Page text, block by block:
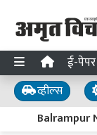
ई-पेपर
व्हील्स
Balrampur